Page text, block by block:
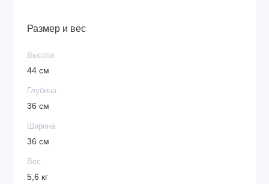
Размер и вес
Высота
44 см
Глубина
36 см
Ширина
36 см
Вес
5,6 кг